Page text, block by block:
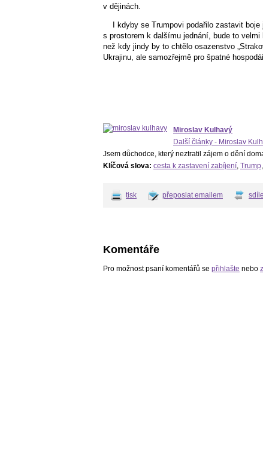
v dějinách.
I kdyby se Trumpovi podařilo zastavit
s prostorem k dalšímu jednání, bude to
než kdy jindy by to chtělo osazenstvo
Ukrajinu, ale samozřejmě pro špatné
Miroslav Kulhavý
Další články - Miroslav
Jsem důchodce, který neztratil zájem o dění
Klíčová slova: cesta k zastavení zabíjení Trump
tisk přeposlat emailem
Komentáře
Pro možnost psaní komentářů se přihlašte nebo